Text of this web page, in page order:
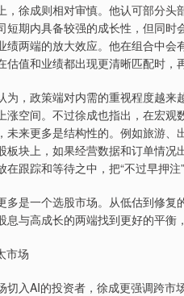
徐成则相对审慎。他认可部分头
短期内具备较强的成长性，但同
绩两端的放大效应。他在组合中
值和业绩都出现更清晰匹配时，
，政策端对内需的重视程度越来
涨空间。不过徐成也指出，在宏
未来更多是结构性的。例如旅游
板块上，如果经营数据和订单情
跟踪和等待之中，把“不过早押注
是一个选股市场。从低估到修复
息与高成长的两端找到更好的平衡
市场
入AI的投资者，徐成更强调跨市